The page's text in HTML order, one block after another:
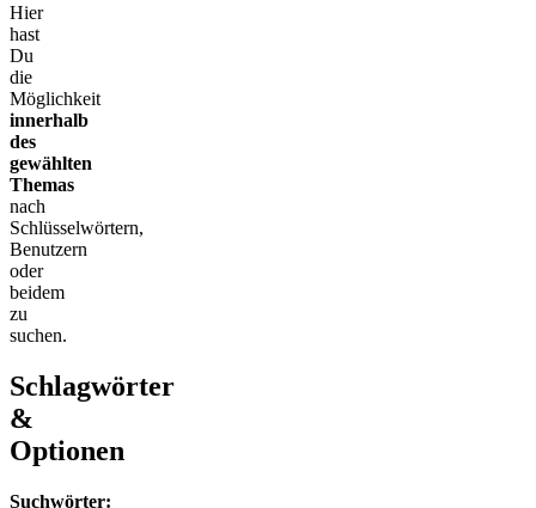
Hier
hast
Du
die
Möglichkeit
innerhalb
des
gewählten
Themas
nach
Schlüsselwörtern,
Benutzern
oder
beidem
zu
suchen.
Schlagwörter
&
Optionen
Suchwörter: